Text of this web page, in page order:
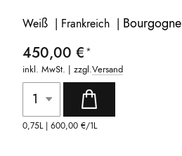
Weiß | Frankreich | Bourgogne
450,00 €
inkl. MwSt. | zzgl.Versand
0,75L |600,00 €/1L